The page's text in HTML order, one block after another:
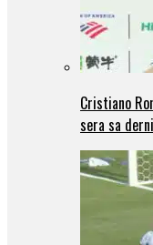
Cristiano
sera sa